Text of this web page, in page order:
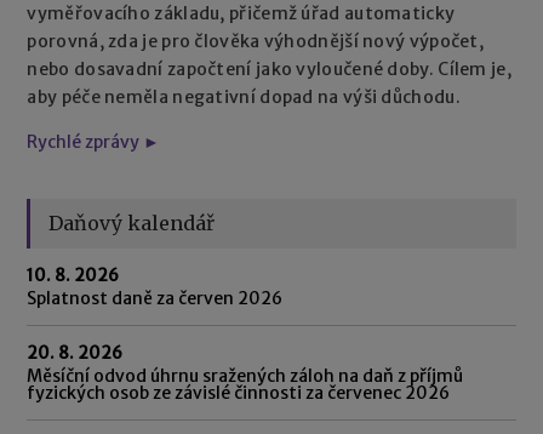
vyměřovacího základu, přičemž úřad automaticky
porovná, zda je pro člověka výhodnější nový výpočet,
nebo dosavadní započtení jako vyloučené doby. Cílem je,
aby péče neměla negativní dopad na výši důchodu.
Rychlé zprávy ►
Daňový kalendář
10. 8. 2026
Splatnost daně za červen 2026
20. 8. 2026
Měsíční odvod úhrnu sražených záloh na daň z příjmů
fyzických osob ze závislé činnosti za červenec 2026